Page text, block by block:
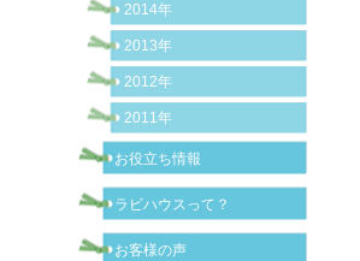
2014年
2013年
2012年
2011年
お役立ち情報
ラビハウスって？
お客様の声